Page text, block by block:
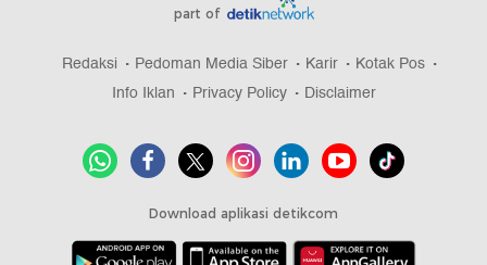
part of
Redaksi Pedoman Media Siber Karir
Kotak Pos
Info Iklan
Privacy Policy Disclaimer
Download aplikasi detikcom